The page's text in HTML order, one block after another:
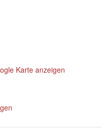
Karte anzeigen